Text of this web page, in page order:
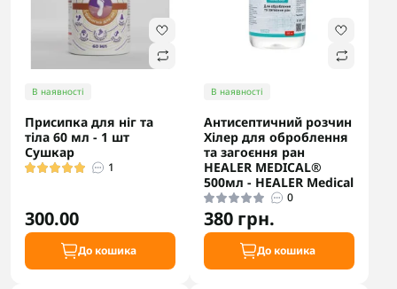
В наявності
Присипка для ніг та
тіла 60 мл - 1 шт
Сушкар
1
300.00
До кошика
В наявності
Антисептичний розчин
Хілер для оброблення
та загоєння ран
HEALER MEDICAL®
500мл - HEALER Medical
0
380 грн.
До кошика